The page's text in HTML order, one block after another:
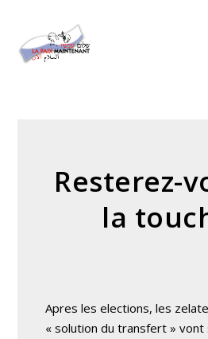
Resterez-
la
Apres les elections, les
« solution du transfert » vont